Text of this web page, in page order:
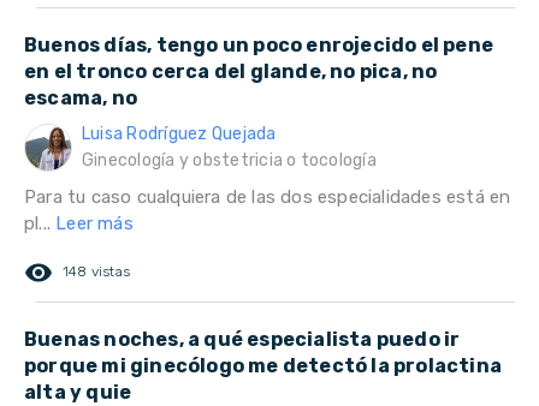
Buenos días, tengo un poco enrojecido el pene
en el tronco cerca del glande, no pica, no
escama, no
Luisa Rodríguez Quejada
Ginecología y obstetricia o tocología
Para tu caso cualquiera de las dos especialidades está en
pl... Leer más
remove_red_eye 148 vistas
Buenas noches, a qué especialista puedo ir
porque mi ginecólogo me detectó la prolactina
alta y quie